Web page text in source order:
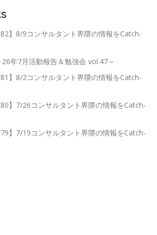
】8/9コンサルタント界隈の情報をCatch-
年7月活動報告＆勉強会 vol.47～
】8/2コンサルタント界隈の情報をCatch-
】7/26コンサルタント界隈の情報をCatch-
】7/19コンサルタント界隈の情報をCatch-